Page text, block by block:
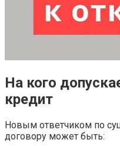
На кого
кредит
Новым ответчиком по
договору может быть: